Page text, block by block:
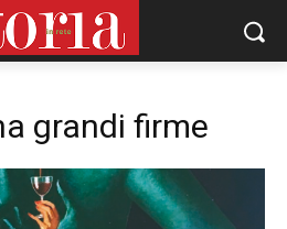
grandi firme